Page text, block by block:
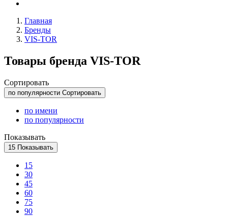
Главная
Бренды
VIS-TOR
Товары бренда VIS-TOR
Сортировать
по популярности Сортировать
по имени
по популярности
Показывать
15 Показывать
15
30
45
60
75
90